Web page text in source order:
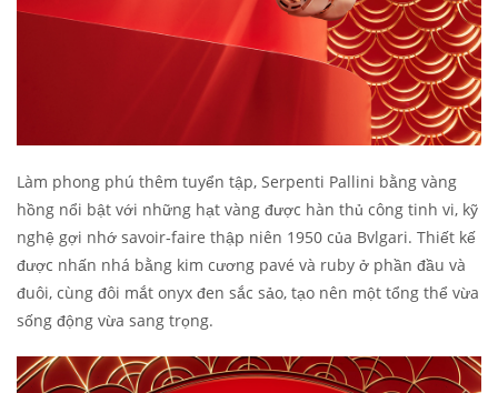
Làm phong phú thêm tuyển tập, Serpenti Pallini bằng vàng
hồng nổi bật với những hạt vàng được hàn thủ công tinh vi, kỹ
nghệ gợi nhớ savoir‑faire thập niên 1950 của Bvlgari. Thiết kế
được nhấn nhá bằng kim cương pavé và ruby ở phần đầu và
đuôi, cùng đôi mắt onyx đen sắc sảo, tạo nên một tổng thể vừa
sống động vừa sang trọng.